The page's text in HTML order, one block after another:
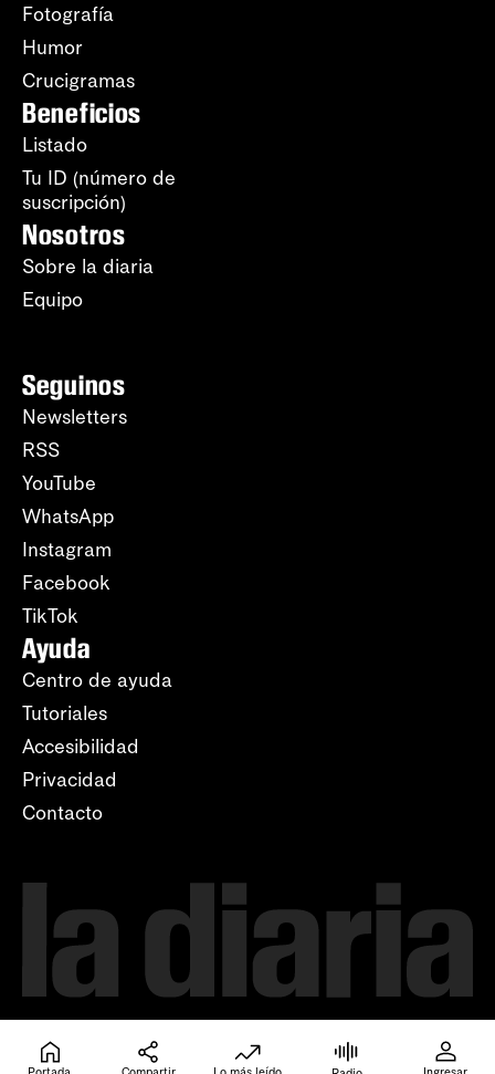
Fotografía
Humor
Crucigramas
Beneficios
Listado
Tu ID (número de
suscripción)
Nosotros
Sobre la diaria
Equipo
Seguinos
Newsletters
RSS
YouTube
WhatsApp
Instagram
Facebook
TikTok
Ayuda
Centro de ayuda
Tutoriales
Accesibilidad
Privacidad
Contacto